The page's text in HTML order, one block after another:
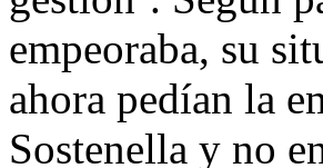
empeoraba, su
ahora pedían la
Sostenella y no